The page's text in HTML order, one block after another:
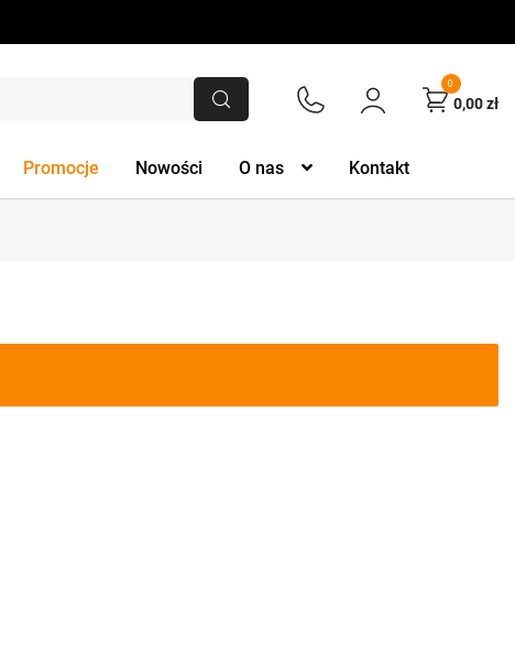
0
0,00zł
Promocje Nowości O nas Kontakt